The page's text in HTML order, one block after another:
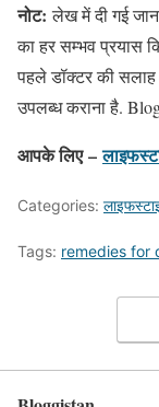
नोट: लेख में दी गई
का हर सम्भव प्रयास
पहले डॉक्टर की सलाह
उपलब्ध कराना है.
आपके लिए –
Categories:
Tags: remedies for